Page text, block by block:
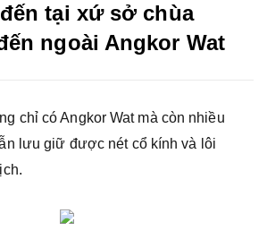
tại xứ sở chùa
ngoài Angkor Wat
chỉ có Angkor Wat mà còn nhiều
lưu giữ được nét cổ kính và lôi